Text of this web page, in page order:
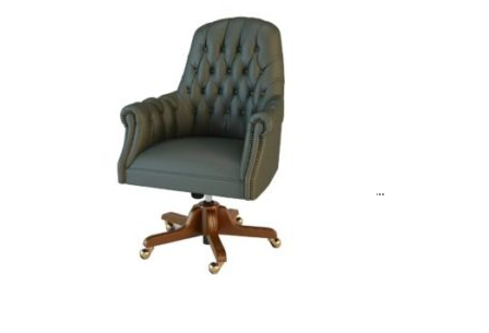
Art&Moble 01013G Кресло конфиде�...
6 954,57€